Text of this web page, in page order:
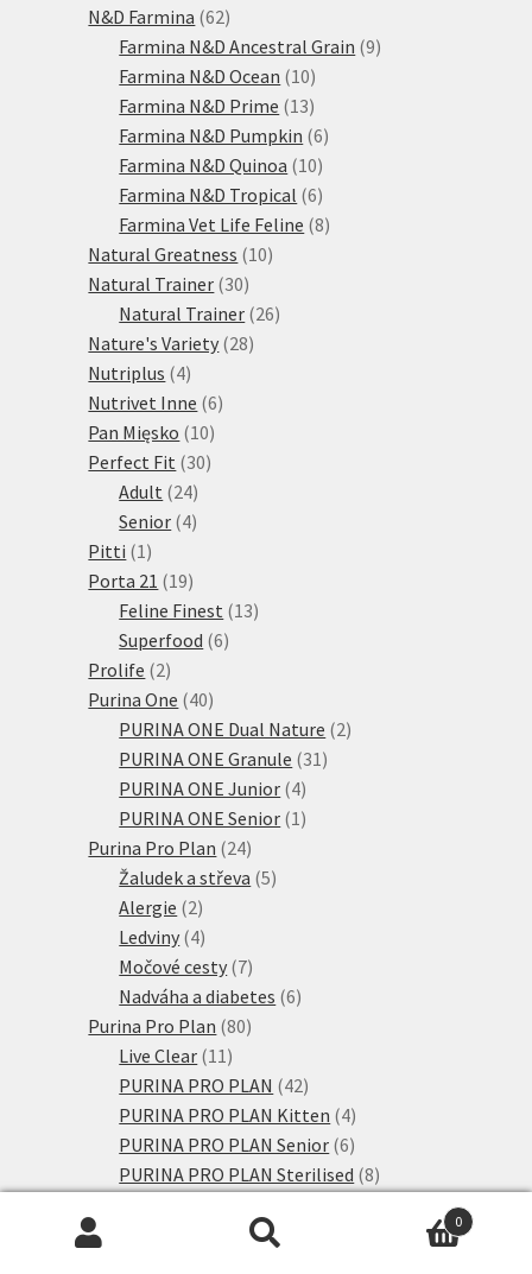
produktů
N&D Farmina 6262
produktů
Farmina N&D Ancestral Grain 99
Farmina N&D Ocean 1010
produktů
Farmina N&D Prime 1313
produktů
Farmina N&D Pumpkin 66
Farmina N&D Quinoa 1010
produktů
Farmina N&D Tropical 66
produktů
Farmina Vet Life Feline 88
Natural Greatness 1010
Natural Trainer 3030
produktů
Natural Trainer 2626
Nature's Variety 2828
Nutriplus 44
produkty
Nutrivet Inne 66
Pan Mięsko 1010
produktů
Perfect Fit 3030
Adult 2424
produktů
Senior 44
Pitti 1 1
produkt
Porta 21 1919
produktů
Feline Finest 1313
Superfood 66
Prolife 22
produkty
Purina One 4040
produktů
PURINA ONE Dual Nature 22
PURINA ONE Granule 31 31
PURINA ONE Junior 44
produkty
PURINA ONE Senior 1 1
Purina Pro Plan 2424
produktů
Žaludek a střeva 55
Alergie 22
produkty
Ledviny 44
produkty
Močové cesty 77
produktů
Nadváha a diabetes 66
Purina Pro Plan 8080
Live Clear 11 11
produktů
PURINA PRO PLAN 4242
produktů
PURINA PRO PLAN Kitten 44
produkty
PURINA PRO PLAN Senior 66
produktů
PURINA PRO PLAN Sterilised 88
produktů
Purizon Adult
0